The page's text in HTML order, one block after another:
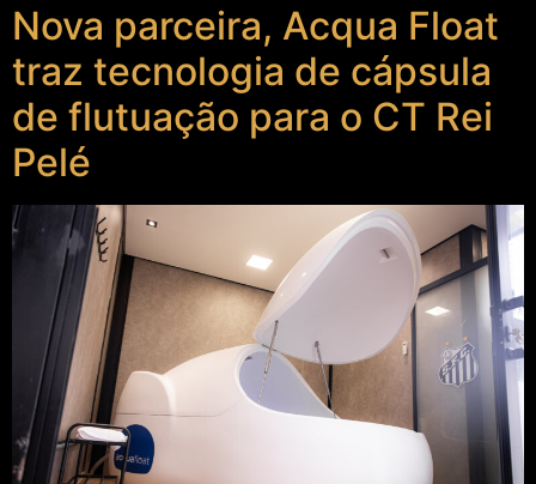
Nova parceira, Acqua Float
traz tecnologia de cápsula
de flutuação para o CT Rei
Pelé